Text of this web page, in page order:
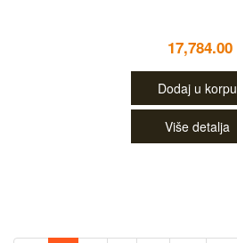
17,784.00
Dodaj u korpu
Više detalja